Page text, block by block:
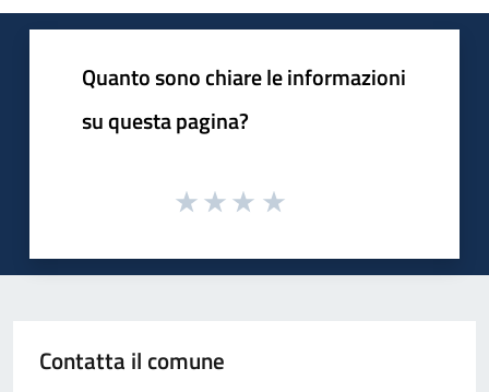
Quanto sono chiare le informazioni
su questa pagina?
Contatta il comune